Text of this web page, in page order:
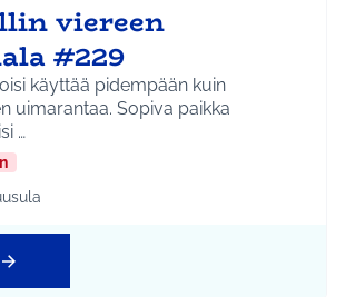
viereen
#229
käyttää pidempään kuin
uimarantaa. Sopiva paikka
…
mukaan: Hyvinvoiva Tuusula